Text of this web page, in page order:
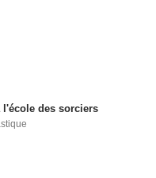
l'école des sorciers